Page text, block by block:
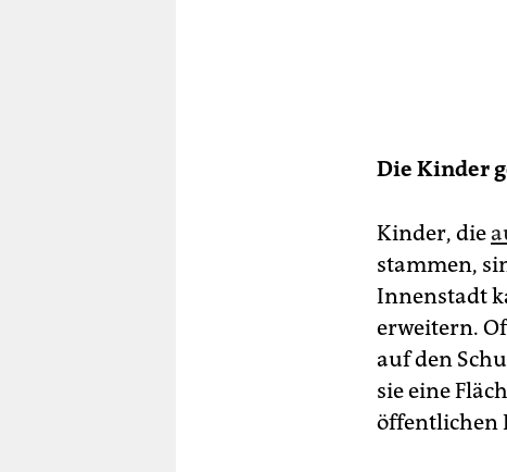
Die Kinder
Kinder, die
stammen,
Innenstadt
erweitern.
auf den
sie eine
öffentlichen